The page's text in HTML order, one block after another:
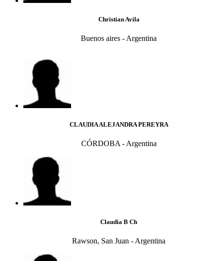
Christian Avila
Buenos aires - Argentina
CLAUDIA ALEJANDRA PEREYRA
CÓRDOBA - Argentina
Claudia B Ch
Rawson, San Juan - Argentina